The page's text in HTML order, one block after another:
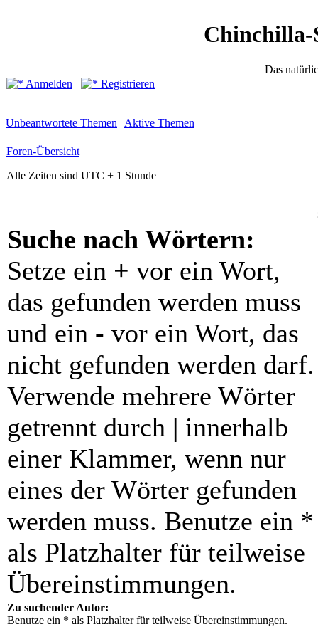
Chinchilla-
Das
Anmelden
Registrieren
Unbeantwortete Themen | Aktive Themen
Foren-Übersicht
Alle Zeiten sind UTC + 1 Stunde
Suche nach Wörtern:
Setze ein + vor ein Wort,
das gefunden werden muss
und ein - vor ein Wort, das
nicht gefunden werden darf.
Verwende mehrere Wörter
getrennt durch | innerhalb
einer Klammer, wenn nur
eines der Wörter gefunden
werden muss. Benutze ein *
als Platzhalter für teilweise
Übereinstimmungen.
Zu suchender Autor:
Benutze ein * als Platzhalter für teilweise Übereinstimmungen.